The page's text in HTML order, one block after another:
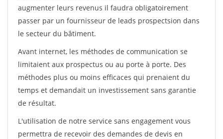
augmenter leurs revenus il faudra obligatoirement
passer par un fournisseur de leads prospectsion dans
le secteur du bâtiment.
Avant internet, les méthodes de communication se
limitaient aux prospectus ou au porte à porte. Des
méthodes plus ou moins efficaces qui prenaient du
temps et demandait un investissement sans garantie
de résultat.
L'utilisation de notre service sans engagement vous
permettra de recevoir des demandes de devis en